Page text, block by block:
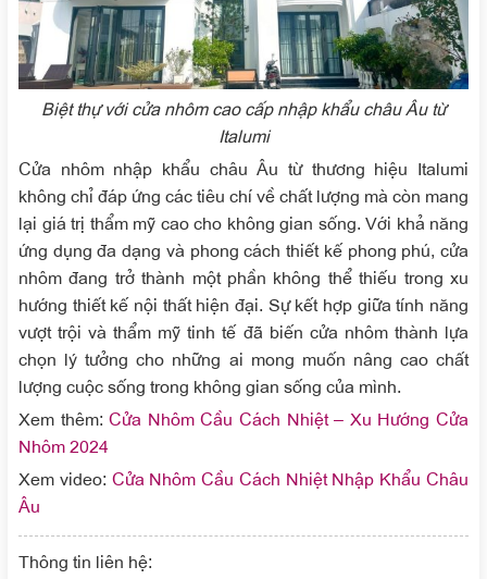
Biệt thự với cửa nhôm cao cấp nhập khẩu châu Âu từ
Italumi
Cửa nhôm nhập khẩu châu Âu từ thương hiệu Italumi
không chỉ đáp ứng các tiêu chí về chất lượng mà còn mang
lại giá trị thẩm mỹ cao cho không gian sống. Với khả năng
ứng dụng đa dạng và phong cách thiết kế phong phú, cửa
nhôm đang trở thành một phần không thể thiếu trong xu
hướng thiết kế nội thất hiện đại. Sự kết hợp giữa tính năng
vượt trội và thẩm mỹ tinh tế đã biến cửa nhôm thành lựa
chọn lý tưởng cho những ai mong muốn nâng cao chất
lượng cuộc sống trong không gian sống của mình.
Xem thêm:Cửa Nhôm Cầu Cách Nhiệt – Xu Hướng Cửa
Nhôm 2024
Xem video: Cửa Nhôm Cầu Cách Nhiệt Nhập Khẩu Châu
Âu
Thông tin liên hệ: